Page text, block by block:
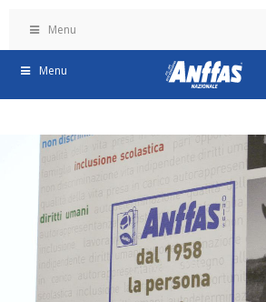
Menu
Menu